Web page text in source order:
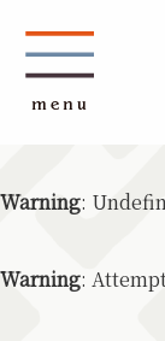
Warning:
Warning: